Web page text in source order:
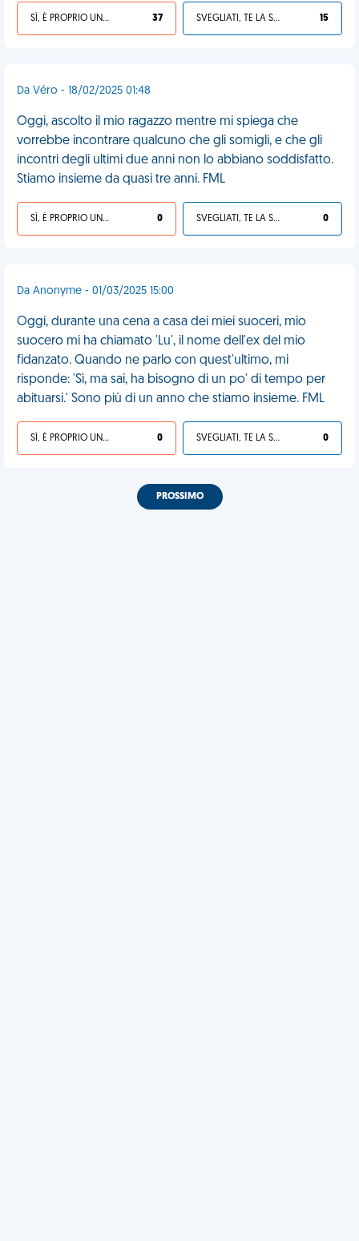
SÌ, È PROPRIO UNA VDM! 37 SVEGLIATI, TE LA SEI CERCATA! 15
Da Véro - 18/02/2025 01:48
Oggi, ascolto il mio ragazzo mentre mi spiega che
vorrebbe incontrare qualcuno che gli somigli, e che gli
incontri degli ultimi due anni non lo abbiano soddisfatto.
Stiamo insieme da quasi tre anni. FML
SÌ, È PROPRIO UNA VDM! 0 SVEGLIATI, TE LA SEI CERCATA! 0
Da Anonyme - 01/03/2025 15:00
Oggi, durante una cena a casa dei miei suoceri, mio
suocero mi ha chiamato 'Lu', il nome dell'ex del mio
fidanzato. Quando ne parlo con quest'ultimo, mi
risponde: 'Sì, ma sai, ha bisogno di un po' di tempo per
abituarsi.' Sono più di un anno che stiamo insieme. FML
SÌ, È PROPRIO UNA VDM! 0 SVEGLIATI, TE LA SEI CERCATA! 0
PROSSIMO